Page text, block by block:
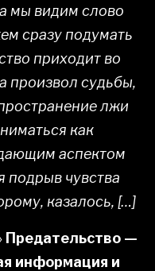
мы видим слово
сразу подумать
приходит во
произвол судьбы,
лжи
как
аспектом
подрыв чувства
казалось, […]
Предательство —
информация и